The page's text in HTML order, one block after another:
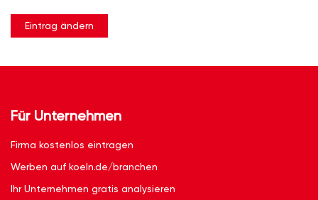
Eintrag ändern
Für Unternehmen
Firma kostenlos eintragen
Werben auf koeln.de/branchen
Ihr Unternehmen gratis analysieren